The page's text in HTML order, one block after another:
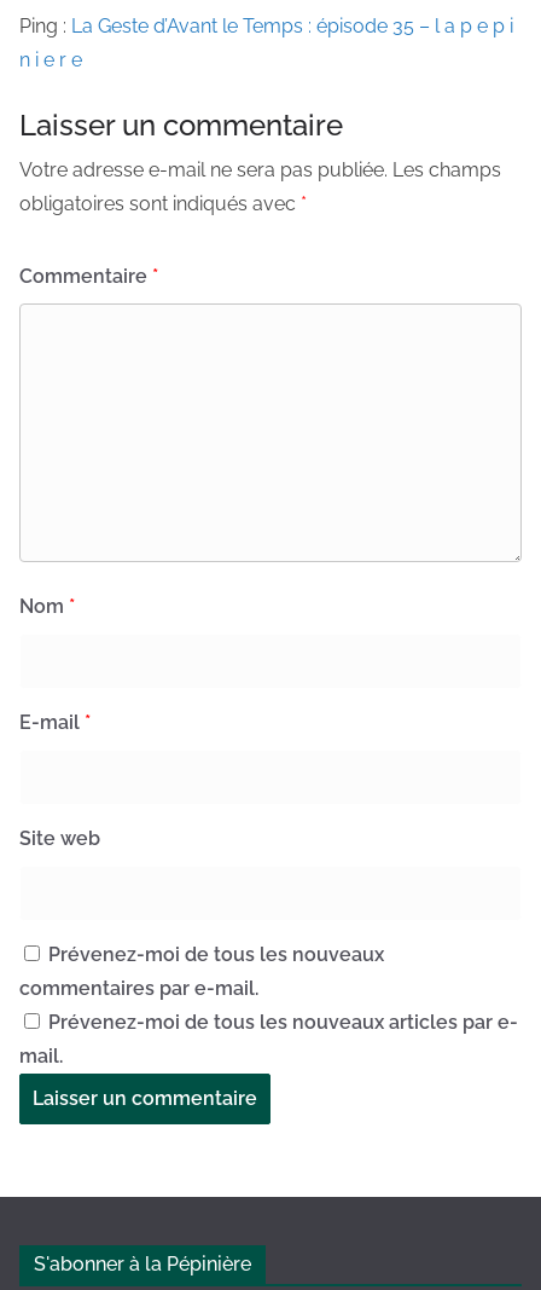
Ping : La Geste d’Avant le Temps : épisode 35 – l a p e p i
n i e r e
Laisser un commentaire
Votre adresse e-mail ne sera pas publiée. Les champs
obligatoires sont indiqués avec *
Commentaire *
Nom *
E-mail *
Site web
Prévenez-moi de tous les nouveaux
commentaires par e-mail.
Prévenez-moi de tous les nouveaux articles par e-
mail.
e
S'abonner à la Pépinière